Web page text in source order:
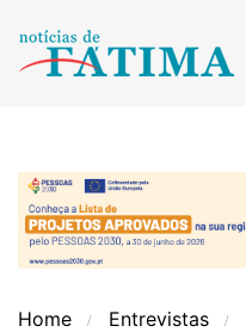
Home Entrevistas